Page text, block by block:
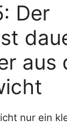
Der
aus
nur ein